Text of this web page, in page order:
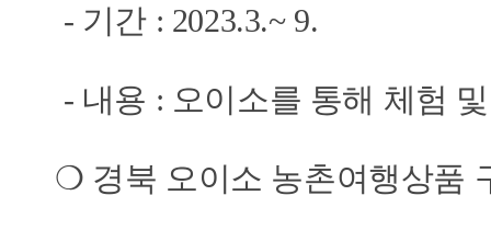
- 기간 : 2023.3.~ 9.
- 내용 : 오이소를 통해 체험
❍ 경북 오이소 농촌여행상품